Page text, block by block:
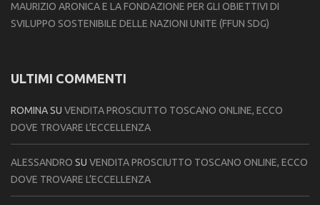
MAURIZIO ARONICA E LA FONDAZIONE PER GLI OBIETTIVI DI
SVILUPPO SOSTENIBILE DELLE NAZIONI UNITE (FFUN SDG)
ULTIMI COMMENTI
ROMINASU VENDITA PROSCIUTTO TOSCANO ONLINE, ECCO
DOVE TROVARE L’ECCELLENZA
ALESSANDRO SU VENDITA PROSCIUTTO TOSCANO ONLINE, ECCO
DOVE TROVARE L’ECCELLENZA